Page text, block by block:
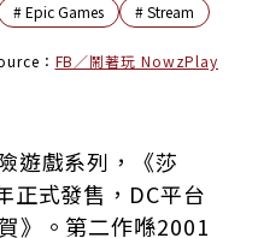
#Epic Games #Stream
： FB／鬧著玩 NowzPlay
遊戲系列，《莎
正式發售，DC平台
》。第二作喺2001